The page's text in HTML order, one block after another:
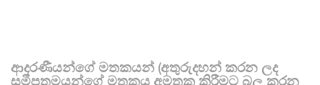
ආදරණීයන්ගේ මතකයන් (අතුරුදහන් කරන ලද
සමීපතමයන්ගේ මතකය අමතක කිරීමට බල කරන